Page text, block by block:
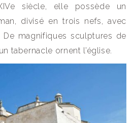
siècle, elle possède un
divisé en trois nefs, avec
magnifiques sculptures de
tabernacle ornent l’église.